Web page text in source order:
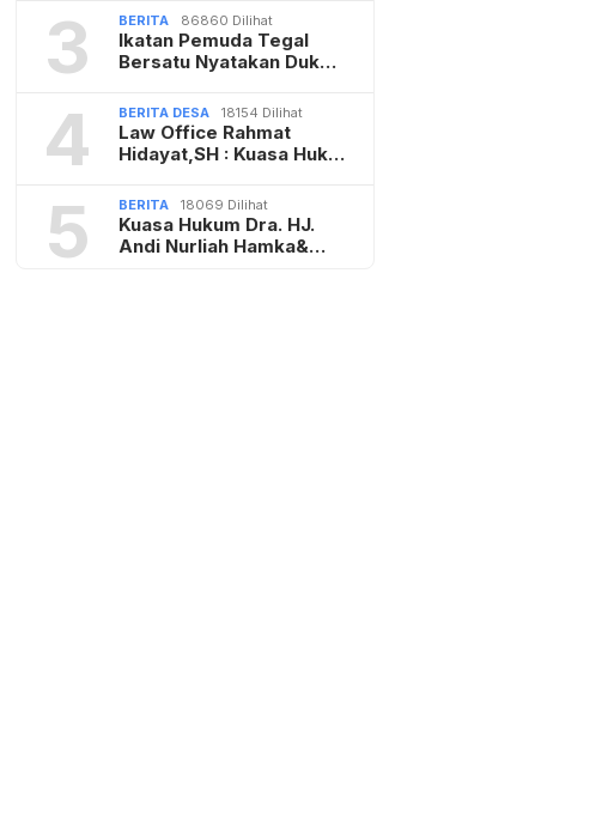
3 BERITA 86860 Dilihat
Ikatan Pemuda Tegal
Bersatu Nyatakan Duk…
4 BERITA DESA 18154 Dilihat
Law Office Rahmat
Hidayat,SH : Kuasa Huk…
5 BERITA 18069 Dilihat
Kuasa Hukum Dra. HJ.
Andi Nurliah Hamka&…